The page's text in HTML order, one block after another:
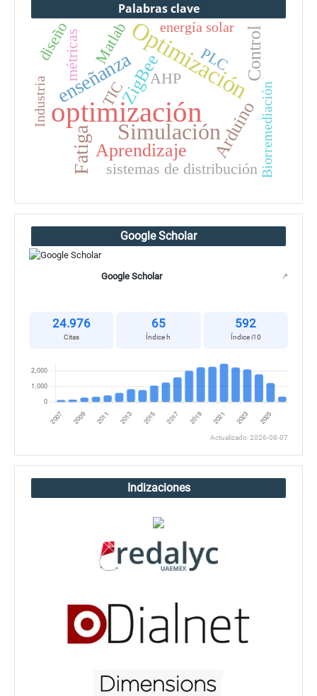
Palabras clave
optimización
Optimización
Simulación
Fatiga
enseñanza
Arduino
ZigBee
Aprendizaje
Control
métricas
TIC
sistemas de distribución
PLC
AHP
Matlab
diseño
Biorremediación
Industria
energía solar
Google Scholar
Google Scholar ↗
24.976
Citas
65
Índice h
592
Índice i10
Actualizado: 2026-08-07
Indizaciones